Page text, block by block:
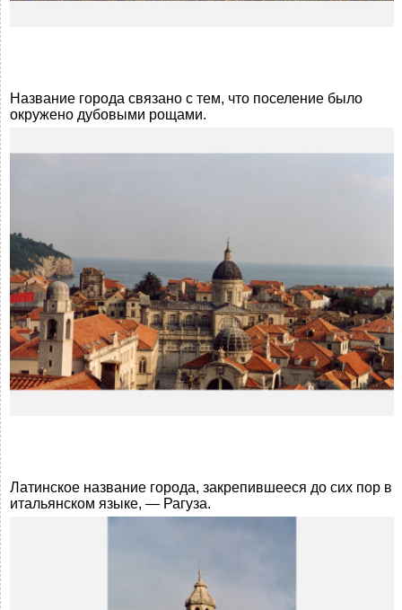
Название города связано с тем, что поселение было
окружено дубовыми рощами.
Латинское название города, закрепившееся до сих пор в
итальянском языке, — Рагуза.